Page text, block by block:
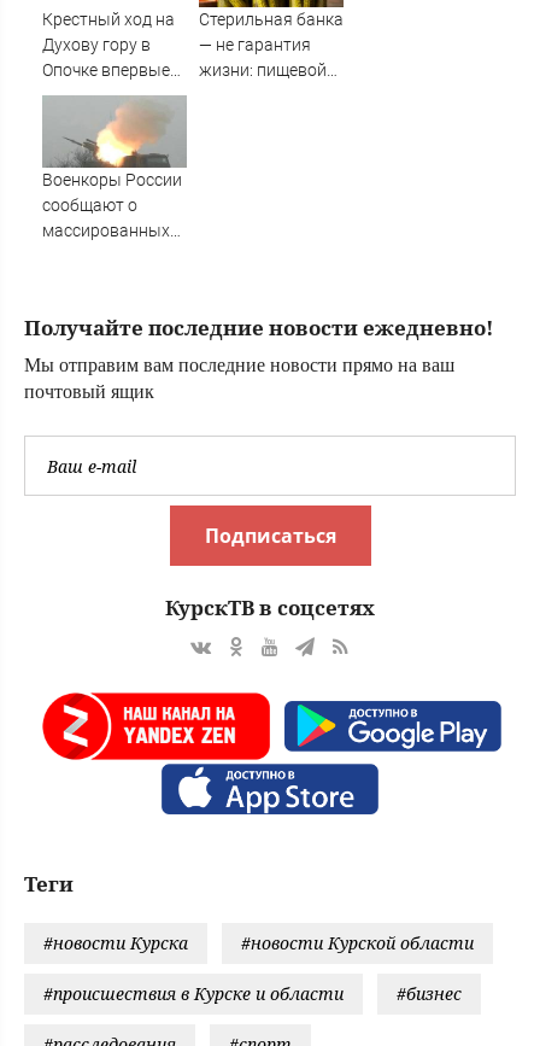
из трёх сценариев
запущен: Новости
СВО, военные
Крестный ход на
Духову гору в
Опочке впервые
прошел под
колокольный
звон
Стерильная банка
— не гарантия
жизни: пищевой
Военкоры России
сообщают о
массированных
Получайте последние новости ежедневно!
Мы отправим вам последние новости прямо на ваш
почтовый ящик
Подписаться
КурскТВ в соцсетях
Теги
#новости Курска #новости Курской области
#происшествия в Курске и области #бизнес